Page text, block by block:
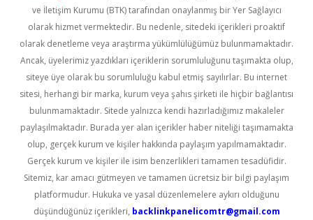
ve İletişim Kurumu (BTK) tarafından onaylanmış bir Yer Sağlayıcı
olarak hizmet vermektedir. Bu nedenle, sitedeki içerikleri proaktif
olarak denetleme veya araştırma yükümlülüğümüz bulunmamaktadır.
Ancak, üyelerimiz yazdıkları içeriklerin sorumluluğunu taşımakta olup,
siteye üye olarak bu sorumluluğu kabul etmiş sayılırlar. Bu internet
sitesi, herhangi bir marka, kurum veya şahıs şirketi ile hiçbir bağlantısı
bulunmamaktadır. Sitede yalnızca kendi hazırladığımız makaleler
paylaşılmaktadır. Burada yer alan içerikler haber niteliği taşımamakta
olup, gerçek kurum ve kişiler hakkında paylaşım yapılmamaktadır.
Gerçek kurum ve kişiler ile isim benzerlikleri tamamen tesadüfidir.
Sitemiz, kar amacı gütmeyen ve tamamen ücretsiz bir bilgi paylaşım
platformudur. Hukuka ve yasal düzenlemelere aykırı olduğunu
düşündüğünüz içerikleri, backlinkpanelicomtr@gmail.com